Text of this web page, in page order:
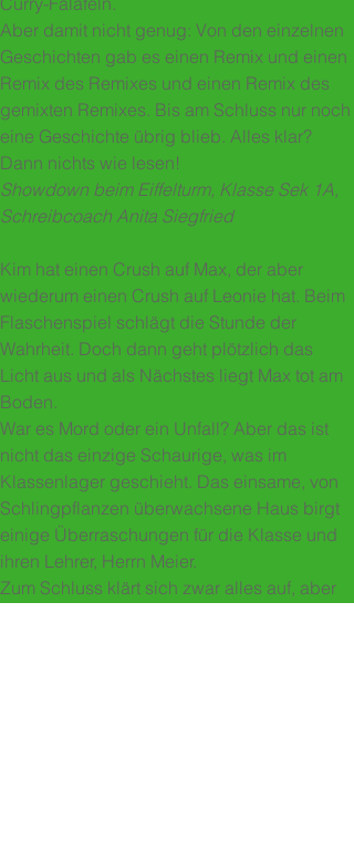
Aber damit nicht genug: Von den einzelnen
Geschichten gab es einen Remix und einen
Remix des Remixes und einen Remix des
gemixten Remixes. Bis am Schluss nur noch
eine Geschichte übrig blieb. Alles klar?
Dann nichts wie lesen!
Showdown beim Eiffelturm, Klasse Sek 1A,
Schreibcoach Anita Siegfried
Kim hat einen Crush auf Max, der aber
wiederum einen Crush auf Leonie hat. Beim
Flaschenspiel schlägt die Stunde der
Wahrheit. Doch dann geht plötzlich das
Licht aus und als Nächstes liegt Max tot am
Boden.
War es Mord oder ein Unfall? Aber das ist
nicht das einzige Schaurige, was im
Klassenlager geschieht. Das einsame, von
Schlingpflanzen überwachsene Haus birgt
einige Überraschungen für die Klasse und
ihren Lehrer, Herrn Meier.
Zum Schluss klärt sich zwar alles auf, aber